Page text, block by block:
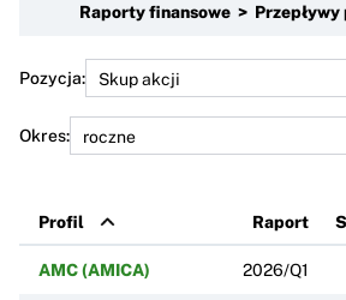
Raporty finansowe > Przepływy
Pozycja:
Okres:
Profil Raport
AMC (AMICA) 2026/Q1